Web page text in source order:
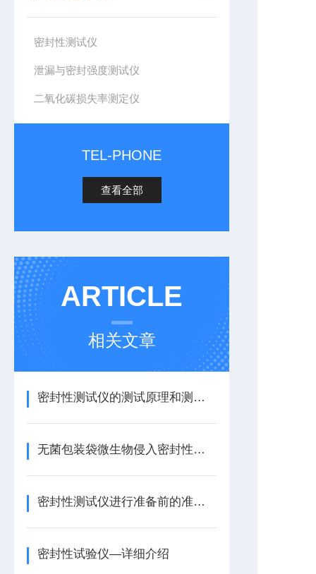
密封性测试仪
泄漏与密封强度测试仪
二氧化碳损失率测定仪
TEL-PHONE
查看全部
ARTICLE
相关文章
密封性测试仪的测试原理和测试方法
无菌包装袋微生物侵入密封性试验仪的详细介绍
密封性测试仪进行准备前的准备工作
密封性试验仪—详细介绍